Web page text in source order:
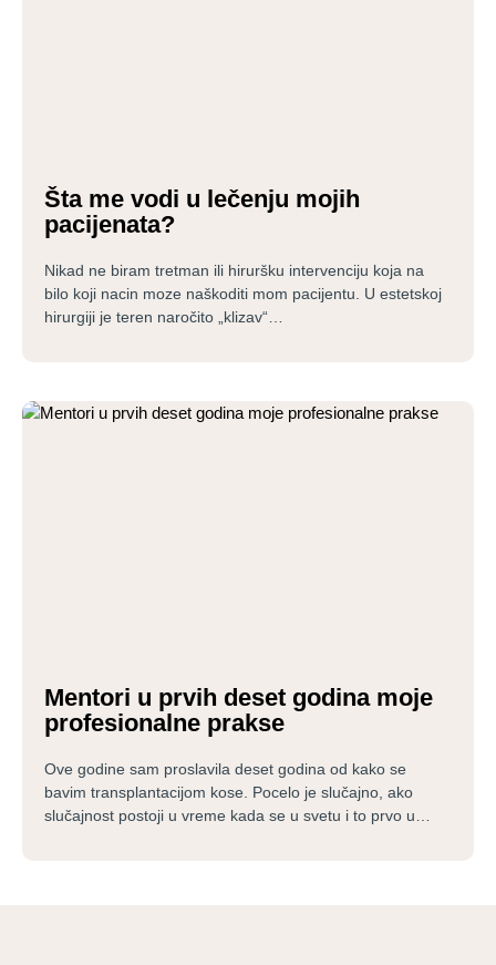
Šta me vodi u lečenju mojih
pacijenata?
Nikad ne biram tretman ili hiruršku intervenciju koja na
bilo koji nacin moze naškoditi mom pacijentu. U estetskoj
hirurgiji je teren naročito „klizav“…
Mentori u prvih deset godina moje
profesionalne prakse
Ove godine sam proslavila deset godina od kako se
bavim transplantacijom kose. Pocelo je slučajno, ako
slučajnost postoji u vreme kada se u svetu i to prvo u…